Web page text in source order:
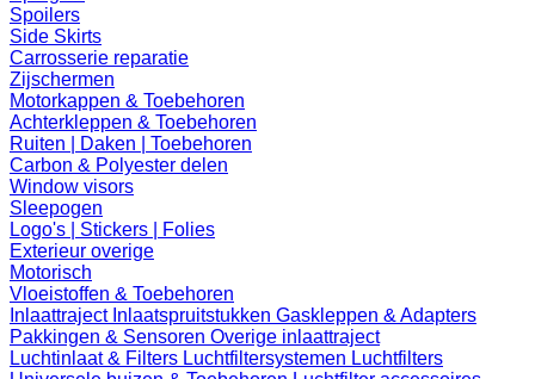
Spoilers
Side Skirts
Carrosserie reparatie
Zijschermen
Motorkappen & Toebehoren
Achterkleppen & Toebehoren
Ruiten | Daken | Toebehoren
Carbon & Polyester delen
Window visors
Sleepogen
Logo's | Stickers | Folies
Exterieur overige
Motorisch
Vloeistoffen & Toebehoren
Inlaattraject Inlaatspruitstukken Gaskleppen & Adapters
Pakkingen & Sensoren Overige inlaattraject
Luchtinlaat & Filters Luchtfiltersystemen Luchtfilters